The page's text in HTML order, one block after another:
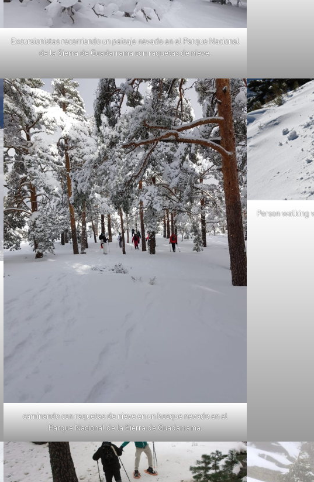
Excursionistas recorriendo un paisaje nevado en el Parque Nacional
de la Sierra de Guadarrama con raquetas de nieve.
caminando con raquetas de nieve en un bosque nevado en el
Parque Nacional de la Sierra de Guadarrama.
Person walking